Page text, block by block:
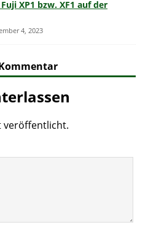
XP1 bzw. XF1 auf der
4, 2023
veröffentlicht.